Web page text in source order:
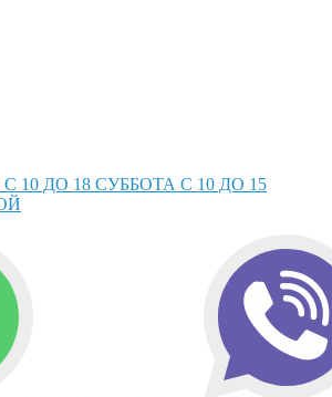
10 ДО 18 СУББОТА С 10 ДО 15